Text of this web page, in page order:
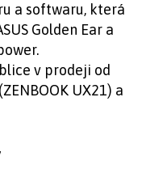
a softwaru, která
Golden Ear a
v prodeji od
UX21) a